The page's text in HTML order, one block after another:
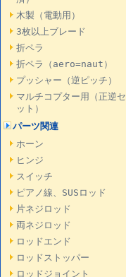
木製（電動用）
3枚以上ブレード
折ペラ
折ペラ（aero=naut）
プッシャー（逆ピッチ）
マルチコプター用（正逆セ
ット）
パーツ関連
ホーン
ヒンジ
スイッチ
ピアノ線、SUSロッド
片ネジロッド
両ネジロッド
ロッドエンド
ロッドストッパー
ロッドジョイント